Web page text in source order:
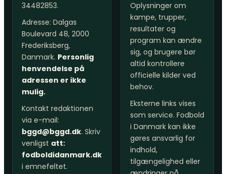
34482853.
Adresse: Dalgas
Boulevard 48, 2000
Frederiksberg,
Danmark. Personlig
henvendelse på
adressen er ikke
mulig.
Kontakt redaktionen
via e-mail:
bggd@bggd.dk. Skriv
venligst att:
fodboldidanmark.dk
i emnefeltet.
Oplysninger om
kampe, trupper,
resultater og
program kan ændre
sig, og brugere bør
altid kontrollere
officielle kilder ved
behov.
Eksterne links vises
som service. Fodbold
i Danmark kan ikke
gøres ansvarlig for
indhold,
tilgængelighed eller